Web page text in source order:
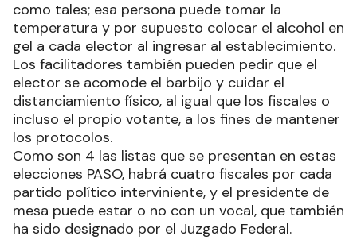
como tales; esa persona puede tomar la
temperatura y por supuesto colocar el alcohol en
gel a cada elector al ingresar al establecimiento.
Los facilitadores también pueden pedir que el
elector se acomode el barbijo y cuidar el
distanciamiento físico, al igual que los fiscales o
incluso el propio votante, a los fines de mantener
los protocolos.
Como son 4 las listas que se presentan en estas
elecciones PASO, habrá cuatro fiscales por cada
partido político interviniente, y el presidente de
mesa puede estar o no con un vocal, que también
ha sido designado por el Juzgado Federal.